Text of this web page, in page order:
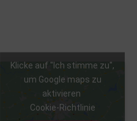
Klicke auf "Ich stimme zu",
um Google maps zu
aktivieren
Cookie-Richtlinie